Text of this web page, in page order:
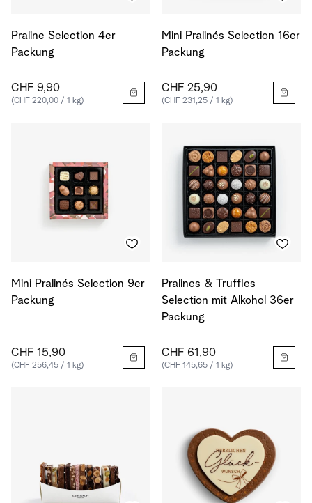
Praline Selection 4er
Packung
CHF 9,90
(CHF 220,00 / 1 kg)
Mini Pralinés Selection 16er
Packung
CHF 25,90
(CHF 231,25 / 1 kg)
Mini Pralinés Selection 9er
Packung
CHF 15,90
(CHF 256,45 / 1 kg)
Pralines & Truffles
Selection mit Alkohol 36er
Packung
CHF 61,90
(CHF 145,65 / 1 kg)